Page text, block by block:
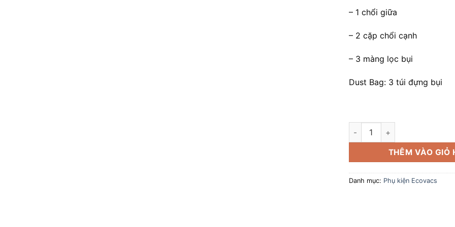
– 1 chổi giữa
– 2 cặp chổi cạnh
– 3 màng lọc bụi
Dust Bag: 3 túi đựng bụi
Phụ Kiện (Buddy Kit+Dust
THÊM VÀO GIỎ
Danh mục: Phụ kiện Ecovacs